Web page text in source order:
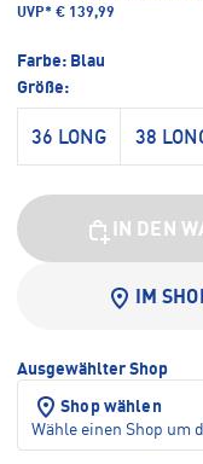
UVP* € 139,99
Farbe: Blau
Größe:
36 LONG 38
IN DEN
IM
Ausgewählter Shop
Shop wählen
Wähle einen Shop um